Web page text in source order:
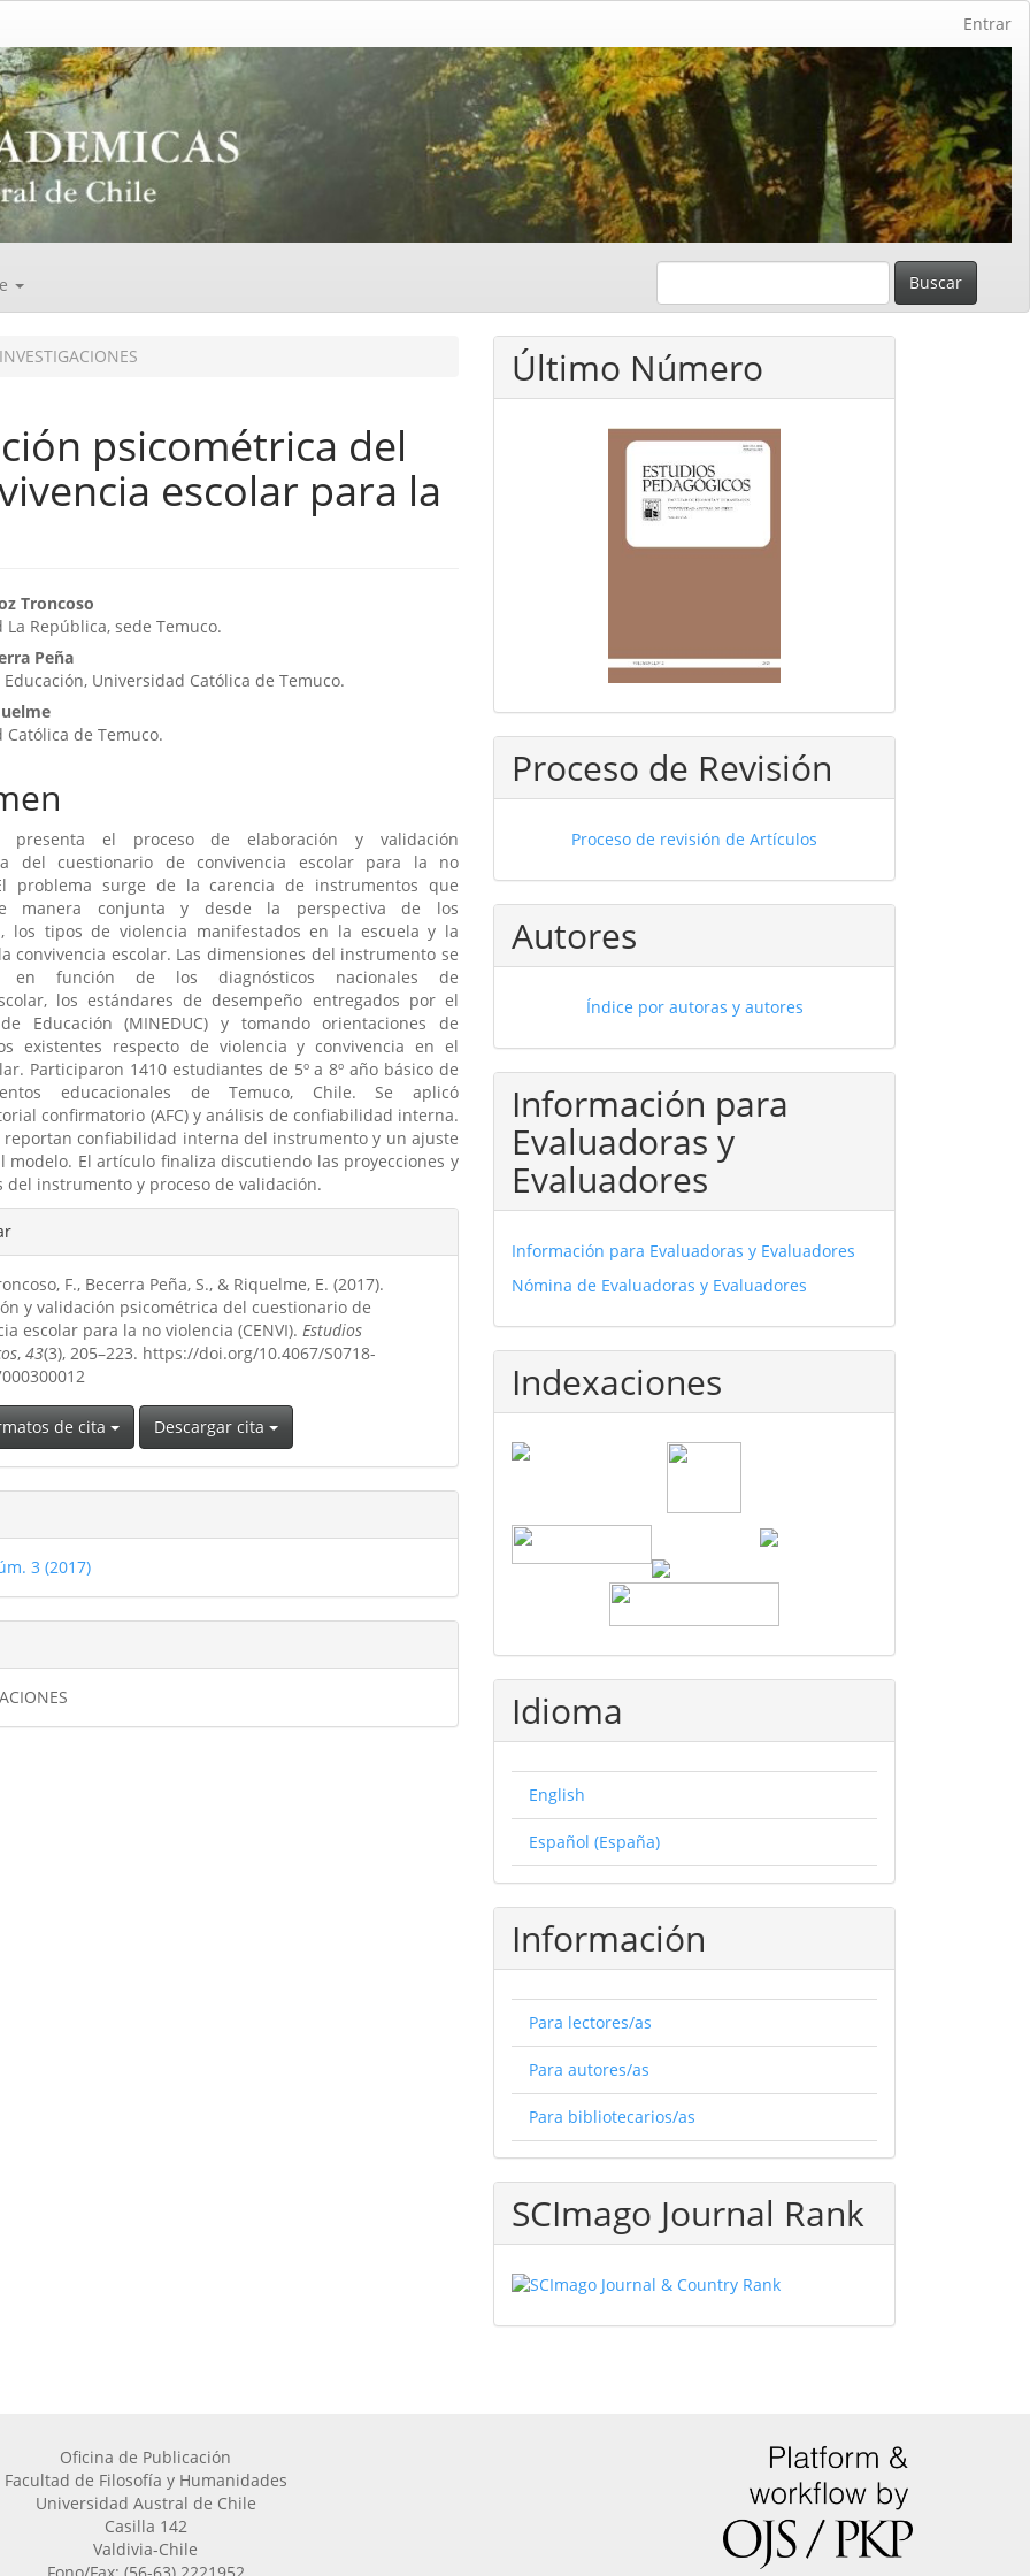
Entrar
Buscar
INVESTIGACIONES
psicométrica del
escolar para la
Troncoso
República, sede Temuco.
Peña
Universidad Católica de Temuco.
Católica de Temuco.
presenta el proceso de elaboración y validación
del cuestionario de convivencia escolar para la no
problema surge de la carencia de instrumentos que
manera conjunta y desde la perspectiva de los
los tipos de violencia manifestados en la escuela y la
convivencia escolar. Las dimensiones del instrumento se
en función de los diagnósticos nacionales de
los estándares de desempeño entregados por el
Educación (MINEDUC) y tomando orientaciones de
existentes respecto de violencia y convivencia en el
Participaron 1410 estudiantes de 5º a 8º año básico de
educacionales de Temuco, Chile. Se aplicó
confirmatorio (AFC) y análisis de confiabilidad interna.
reportan confiabilidad interna del instrumento y un ajuste
modelo. El artículo finaliza discutiendo las proyecciones y
del instrumento y proceso de validación.
F., Becerra Peña, S., & Riquelme, E. (2017).
y validación psicométrica del cuestionario de
escolar para la no violencia (CENVI).Estudios
,43(3), 205–223. https://doi.org/10.4067/S0718-
de cita Descargar cita
3 (2017)
Último Número
Proceso de Revisión
Proceso de revisión de Artículos
Autores
Índice por autoras y autores
Información para
Evaluadoras y
Evaluadores
Información para Evaluadoras y Evaluadores
Nómina de Evaluadoras y Evaluadores
Indexaciones
Idioma
English
Español (España)
Información
Para lectores/as
Para autores/as
Para bibliotecarios/as
SCImago Journal Rank
Oficina de Publicación
Facultad de Filosofía y Humanidades
Universidad Austral de Chile
Casilla 142
Valdivia-Chile